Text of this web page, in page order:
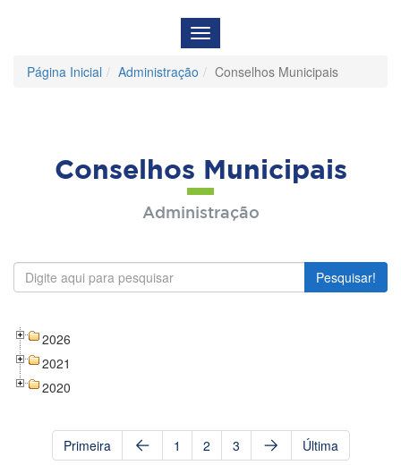
Menu
de
Navegação
Página Inicial Administração Conselhos Municipais
Conselhos Municipais
Administração
Pesquisar!
2026
2021
2020
Primeira 1 2 3 Última